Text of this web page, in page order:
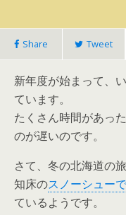
Share Tweet
新年度が始まって、
ています。
たくさん時間があっ
のが遅いのです。
さて、冬の北海道の
知床のスノーシュー
ているようです。